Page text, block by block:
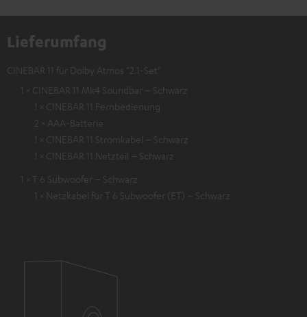
Lieferumfang
CINEBAR 11 für Dolby Atmos "2.1-Set"
1 × CINEBAR 11 Mk4 Soundbar – Schwarz
1 × CINEBAR 11 Fernbedienung
2 × AAA-Batterie
1 × CINEBAR 11 Stromkabel – Schwarz
1 × CINEBAR 11 Netzteil – Schwarz
1 × T 6 Subwoofer – Schwarz
1 × Netzkabel für T 6 Subwoofer (ET) – Schwarz